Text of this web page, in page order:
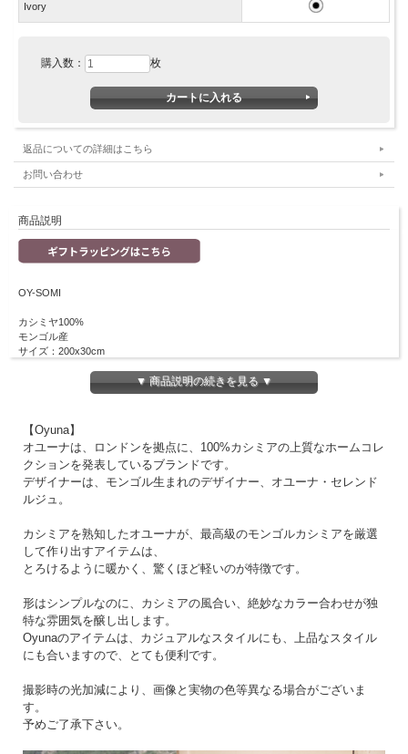
Ivory
購入数： 枚
返品についての詳細はこちら
お問い合わせ
商品説明
OY-SOMI
カシミヤ100%
モンゴル産
サイズ：200x30cm
取り扱い店舗：神戸本店、大阪店（一部カラーのみの場合があります。）
▼ 商品説明の続きを見る ▼
【Oyuna】
オユーナは、ロンドンを拠点に、100%カシミアの上質なホームコレ
クションを発表しているブランドです。
デザイナーは、モンゴル生まれのデザイナー、オユーナ・セレンド
ルジュ。
カシミアを熟知したオユーナが、最高級のモンゴルカシミアを厳選
して作り出すアイテムは、
とろけるように暖かく、驚くほど軽いのが特徴です。
形はシンプルなのに、カシミアの風合い、絶妙なカラー合わせが独
特な雰囲気を醸し出します。
Oyunaのアイテムは、カジュアルなスタイルにも、上品なスタイル
にも合いますので、とても便利です。
撮影時の光加減により、画像と実物の色等異なる場合がございま
す。
予めご了承下さい。